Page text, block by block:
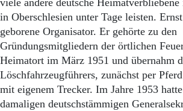
viele andere deutsche
in Oberschlesien unter Tage leisten.
geborene Organisator. Er gehörte zu den
Gründungsmitgliedern der örtlichen
Heimatort im März 1951 und übernahm
Löschfahrzeugführers, zunächst per
mit eigenem Trecker. Im Jahre 1953
damaligen deutschstämmigen